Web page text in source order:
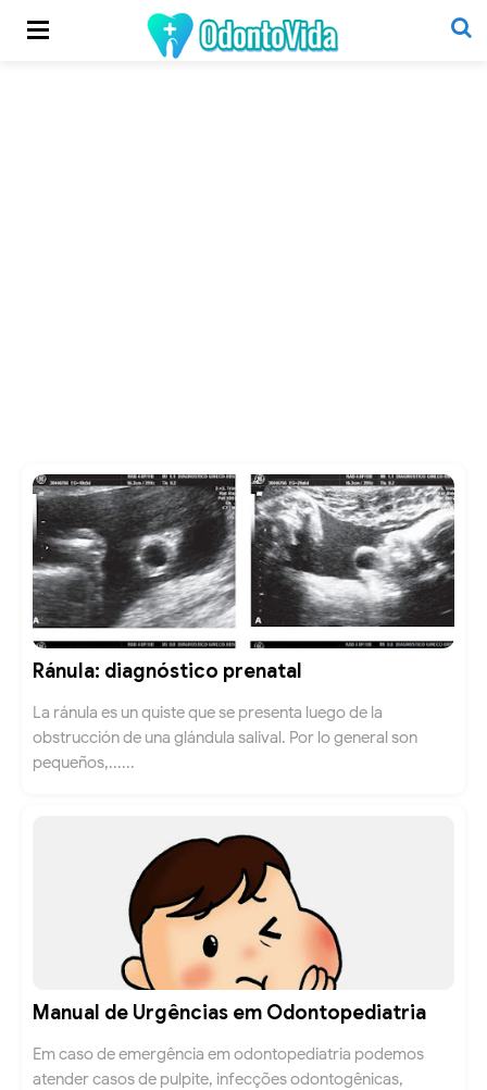
Ránula: diagnóstico prenatal
La ránula es un quiste que se presenta luego de la
obstrucción de una glándula salival. Por lo general son
pequeños,......
Manual de Urgências em Odontopediatria
Em caso de emergência em odontopediatria podemos
atender casos de pulpite, infecções odontogênicas,